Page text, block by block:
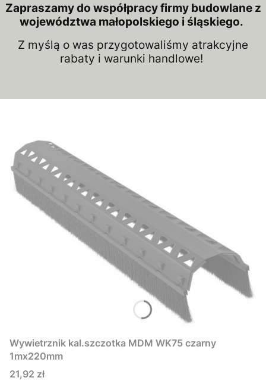
Zapraszamy do współpracy firmy budowlane z
województwa małopolskiego i śląskiego.
Z myślą o was przygotowaliśmy atrakcyjne
rabaty i warunki handlowe!
Wywietrznik kal.szczotka MDM WK75 czarny
1mx220mm
Cena
21,92 zł